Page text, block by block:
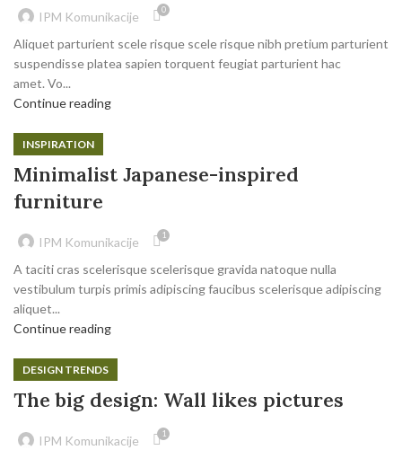
IPM Komunikacije 0
Aliquet parturient scele risque scele risque nibh pretium parturient
suspendisse platea sapien torquent feugiat parturient hac
amet. Vo...
Continue reading
INSPIRATION
Minimalist Japanese-inspired
furniture
IPM Komunikacije 1
A taciti cras scelerisque scelerisque gravida natoque nulla
vestibulum turpis primis adipiscing faucibus scelerisque adipiscing
aliquet...
Continue reading
DESIGN TRENDS
The big design: Wall likes pictures
IPM Komunikacije 1